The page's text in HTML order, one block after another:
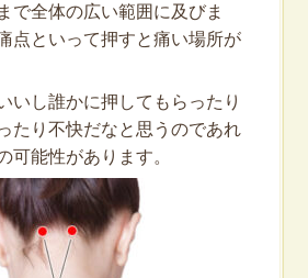
で全体の広い範囲に及びま
点といって押すと痛い場所が
いし誰かに押してもらったり
たり不快だなと思うのであれ
可能性があります。